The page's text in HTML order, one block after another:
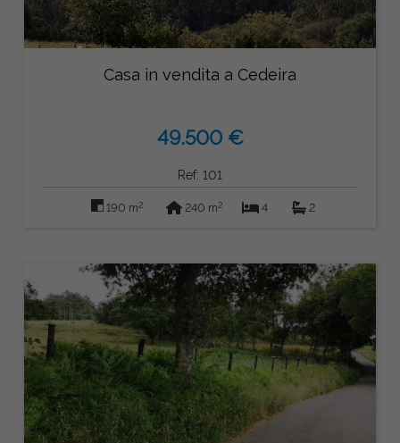
Casa in vendita a Cedeira
49.500 €
Ref: 101
190 m2 240 m2 4 2